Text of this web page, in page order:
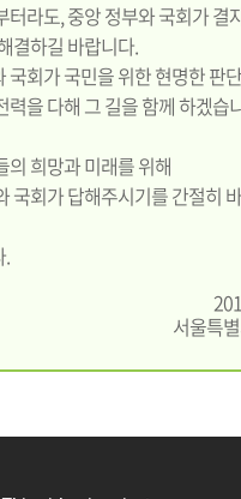
터라도, 중앙 정부와 국회가 결
결하길 바랍니다.
국회가 국민을 위한 현명한 판
력을 다해 그 길을 함께 하겠습
의 희망과 미래를 위해
국회가 답해주시기를 간절히
.
서울특